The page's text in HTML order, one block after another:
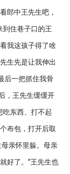
郎中王先生吧，
到住巷子口的王
我这孩子得了啥
生先是让我伸出
后一把抓住我骨
，王先生缓缓开
吃东西、打不起
布包，打开后取
亲怀里躲。母亲
好了。”王先生也